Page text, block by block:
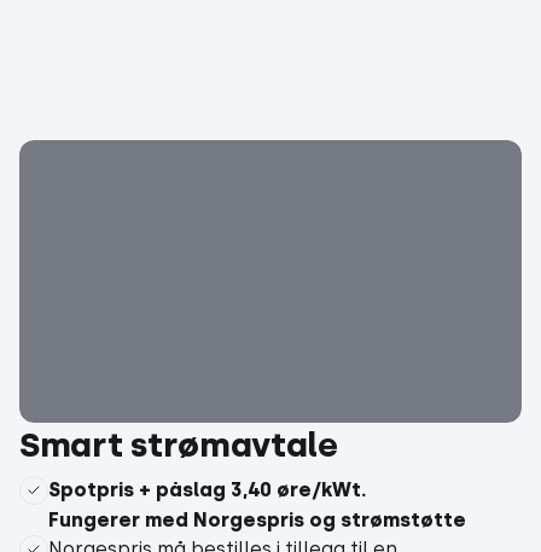
Smart strømavtale
Spotpris + påslag 3,40 øre/kWt.
Fungerer med Norgespris og strømstøtte